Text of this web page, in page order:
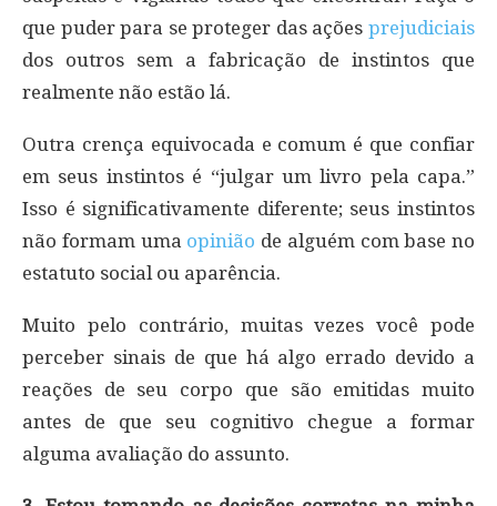
que puder para se proteger das ações prejudiciais
dos outros sem a fabricação de instintos que
realmente não estão lá.
Outra crença equivocada e comum é que confiar
em seus instintos é “julgar um livro pela capa.”
Isso é significativamente diferente; seus instintos
não formam uma opinião de alguém com base no
estatuto social ou aparência.
Muito pelo contrário, muitas vezes você pode
perceber sinais de que há algo errado devido a
reações de seu corpo que são emitidas muito
antes de que seu cognitivo chegue a formar
alguma avaliação do assunto.